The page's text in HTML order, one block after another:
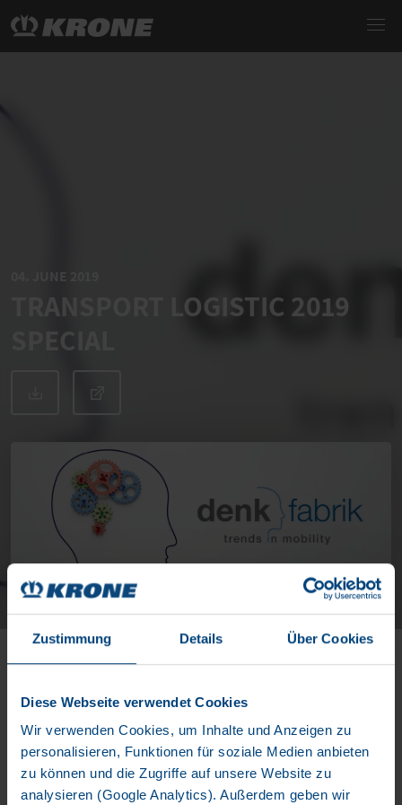
Zustimmung Details Über Cookies
Diese Webseite verwendet Cookies
Wir verwenden Cookies, um Inhalte und Anzeigen zu
personalisieren, Funktionen für soziale Medien anbieten
zu können und die Zugriffe auf unsere Website zu
analysieren (Google Analytics). Außerdem geben wir
04. JUNE 2019
TRANSPORT LOGISTIC 2019
SPECIAL
me.